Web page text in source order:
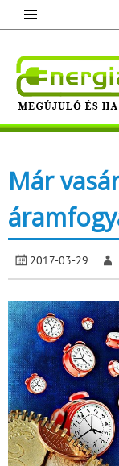
content
Megújuló
Már
2017-03-29